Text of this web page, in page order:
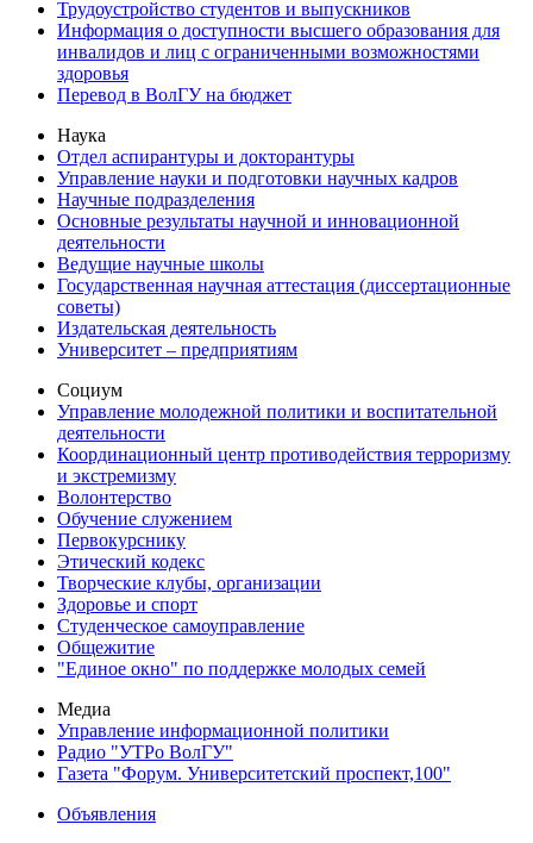
Трудоустройство студентов и выпускников
Информация о доступности высшего образования для
инвалидов и лиц с ограниченными возможностями
здоровья
Перевод в ВолГУ на бюджет
Наука
Отдел аспирантуры и докторантуры
Управление науки и подготовки научных кадров
Научные подразделения
Основные результаты научной и инновационной
деятельности
Ведущие научные школы
Государственная научная аттестация (диссертационные
советы)
Издательская деятельность
Университет – предприятиям
Социум
Управление молодежной политики и воспитательной
деятельности
Координационный центр противодействия терроризму
и экстремизму
Волонтерство
Обучение служением
Первокурснику
Этический кодекс
Творческие клубы, организации
Здоровье и спорт
Студенческое самоуправление
Общежитие
"Единое окно" по поддержке молодых семей
Медиа
Управление информационной политики
Радио "УТРо ВолГУ"
Газета "Форум. Университетский проспект,100"
Объявления